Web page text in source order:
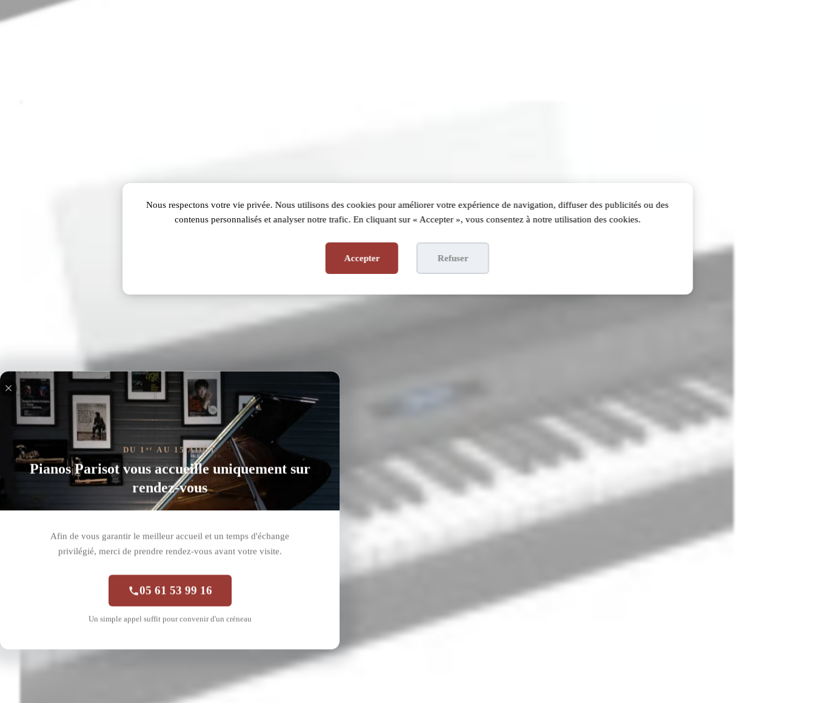
Nous respectons votre vie privée. Nous utilisons des cookies pour améliorer votre expérience de navigation, diffuser des publicités ou des
contenus personnalisés et analyser notre trafic. En cliquant sur « Accepter », vous consentez à notre utilisation des cookies.
Accepter Refuser
DU 1 er AU 15 AOÛT
Pianos Parisot vous accueille uniquement sur
rendez-vous
Afin de vous garantir le meilleur accueil et un temps d'échange
privilégié, merci de prendre rendez-vous avant votre visite.
05 61 53 99 16
Un simple appel suffit pour convenir d'un créneau